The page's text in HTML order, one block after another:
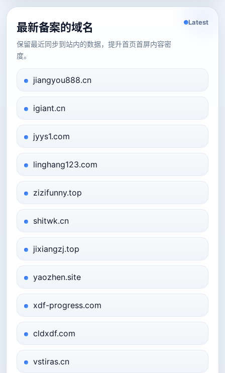
最新备案的域名
保留最近同步到站内的数据，提升首页首屏内容密
度。
Latest
jiangyou888.cn
igiant.cn
jyys1.com
linghang123.com
zizifunny.top
shitwk.cn
jixiangzj.top
yaozhen.site
xdf-progress.com
cldxdf.com
vstiras.cn